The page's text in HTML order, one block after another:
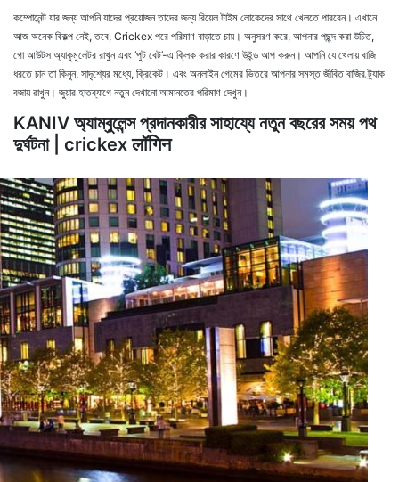
কম্পোনেন্ট যার জন্য আপনি যাদের প্রয়োজন তাদের জন্য রিয়েল টাইম লোকেদের সাথে খেলতে পারবেন। এখানে
আজ অনেক বিকল্প নেই, তবে, Crickex পরে পরিমাণ বাড়াতে চায়। অনুসরণ করে, আপনার পছন্দ করা উচিত,
গো আউটস অ্যাকুমুলেটর রাখুন এবং ‘পুট বেট’-এ ক্লিক করার কারণে উইন্ড আপ করুন। আপনি যে খেলায় বাজি
ধরতে চান তা কিনুন, সাদৃশ্যের মধ্যে, ক্রিকেট। এবং অনলাইন গেমের ভিতরে আপনার সমস্ত জীবিত বাজির ট্র্যাক
বজায় রাখুন। জুয়ার হাতব্যাগে নতুন দেখানো আমানতের পরিমাণ দেখুন।
KANIV অ্যাম্বুলেন্স প্রদানকারীর সাহায্যে নতুন বছরের সময় পথ
দুর্ঘটনা | crickex लॉगिन